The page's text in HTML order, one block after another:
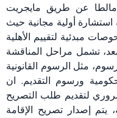
عن طريق مايجريت
أولية مجانية حيث
مبدئية لتقييم الأهلية
تشمل مراحل المناقشة
مثل الرسوم القانونية
ورسوم التقديم. ان
ضروري لتقديم طلب التصريح
يتم إصدار تصريح الإقامة